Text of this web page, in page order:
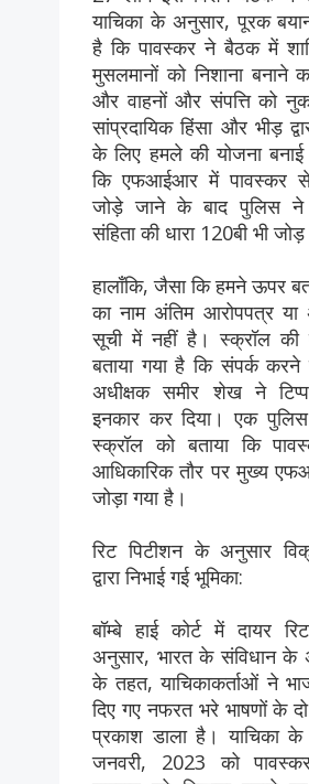
याचिका के अनुसार, पूरक
है कि पावस्कर ने बैठक में
मुसलमानों को निशाना बनाने
और वाहनों और संपत्ति को
सांप्रदायिक हिंसा और भीड़
के लिए हमले की योजना
कि एफआईआर में पावस्कर
जोड़े जाने के बाद पुलिस ने
संहिता की धारा 120बी भी जोड़
हालाँकि, जैसा कि हमने ऊपर
का नाम अंतिम आरोपपत्र या
सूची में नहीं है। स्क्रॉल की
बताया गया है कि संपर्क
अधीक्षक समीर शेख ने
इनकार कर दिया। एक
स्क्रॉल को बताया कि
आधिकारिक तौर पर मुख्य
जोड़ा गया है।
रिट पिटीशन के अनुसार
द्वारा निभाई गई भूमिका:
बॉम्बे हाई कोर्ट में दायर
अनुसार, भारत के संविधान
के तहत, याचिकाकर्ताओं ने
दिए गए नफरत भरे भाषणों के
प्रकाश डाला है। याचिका
जनवरी, 2023 को